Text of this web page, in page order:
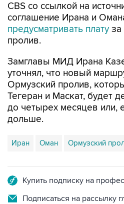
CBS со ссылкой на
соглашение Ирана и
предусматривать плату за
пролив.
Замглавы МИД Ирана
уточнял, что новый
Ормузский пролив,
Тегеран и Маскат, будет
до четырех месяцев или,
дольше.
Иран Оман Ормузский
Купить подписку на
Подписаться на рассылку